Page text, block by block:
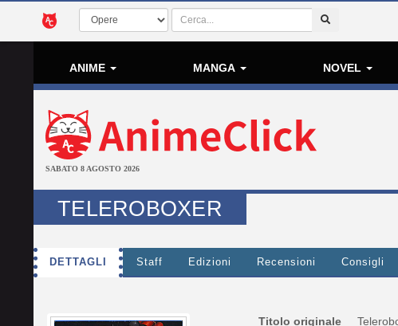
ANIME MANGA NOVEL
SABATO 8 AGOSTO 2026
TELEROBOXER
DETTAGLI Staff Edizioni Recensioni Consigli
Titolo originale